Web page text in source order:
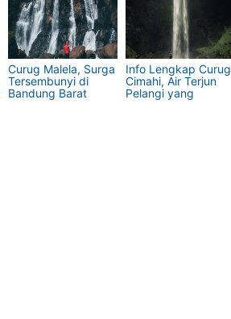
Curug Malela, Surga
Tersembunyi di
Bandung Barat
Info Lengkap Curug
Cimahi, Air Terjun
Pelangi yang